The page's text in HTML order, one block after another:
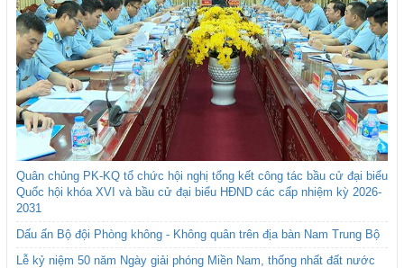
Quân chủng PK-KQ tổ chức hội nghị tổng kết công tác bầu cử đại biểu
Quốc hội khóa XVI và bầu cử đại biểu HĐND các cấp nhiệm kỳ 2026-
2031
Dấu ấn Bộ đội Phòng không - Không quân trên địa bàn Nam Trung Bộ
Lễ kỷ niệm 50 năm Ngày giải phóng Miền Nam, thống nhất đất nước